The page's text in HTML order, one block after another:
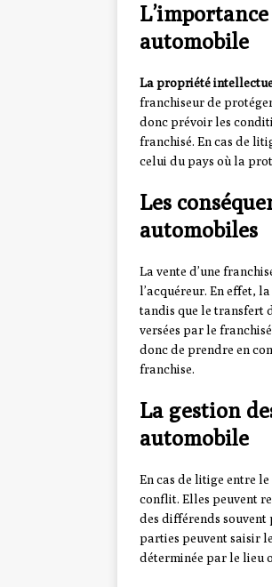
automobile
La propriété
franchiseur de
donc prévoir les
franchisé. En cas de
celui du pays où la
Les
automobiles
La vente d’une
l’acquéreur. En effet,
tandis que le transfert
versées par le
donc de prendre en
franchise.
La gestion
automobile
En cas de litige entre
conflit. Elles peuvent
des différends souvent
parties peuvent saisir
déterminée par le lieu